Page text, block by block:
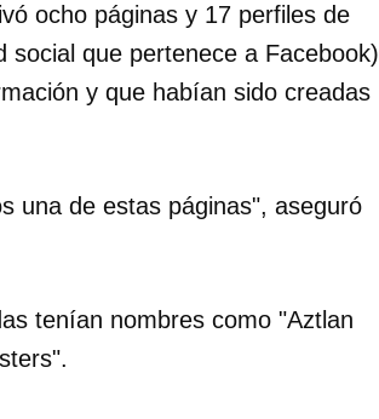
ocho páginas y 17 perfiles de
que pertenece a Facebook)
y que habían sido creadas
una de estas páginas", aseguró
tenían nombres como "Aztlan